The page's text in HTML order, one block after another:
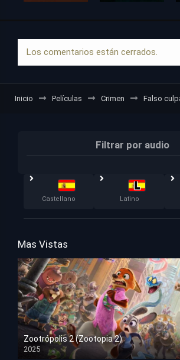
Los comentarios están cerrados.
Inicio Películas Crimen Falso
Filtrar por audio
Castellano Latino
Mas Vistas
Zootrópolis 2 (Zootopia 2)
2025
HD 1080p